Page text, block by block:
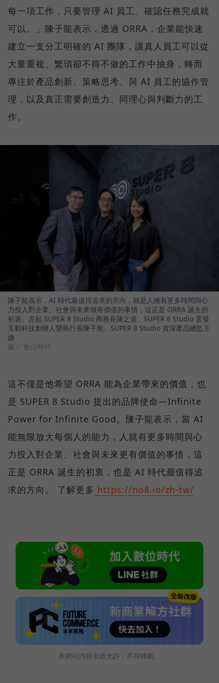
每一項工作，只要管理 AI 員工、確認任務完成就
可以。」陳子龍表示，透過 ORRA，企業能快速
建立一支分工明確的 AI 團隊，讓真人員工可以從
大量重複、繁瑣卻不得不做的工作中抽身，轉而
專注於產品創新、策略思考、與 AI 員工的協作管
理，以及真正需要創造力、同理心與判斷力的工
作。
陳子龍表示，AI 時代最值得追求的方向，就是人擁有更多時間與心
力投入對企業、社會與未來做有價值的事情，這正是 ORRA 誕生的
初衷。左起 SUPER 8 Studio 商務長陳之逵、SUPER 8 Studio 雲發
互動科技創辦人暨執行長陳子龍、SUPER 8 Studio 資深產品總監王
婕
圖／ 數位時代
這不僅是他希望 ORRA 能為企業帶來的價值，也
是 SUPER 8 Studio 提出的品牌使命—Infinite
Power for Infinite Good。陳子龍表示，當 AI
能無限放大每個人的能力，人就有更多時間與心
力投入對企業、社會與未來更有價值的事情，這
正是 ORRA 誕生的初衷，也是 AI 時代最值得追
求的方向。 了解更多 https://no8.io/zh-tw/
本網站內容未經允許，不得轉載。